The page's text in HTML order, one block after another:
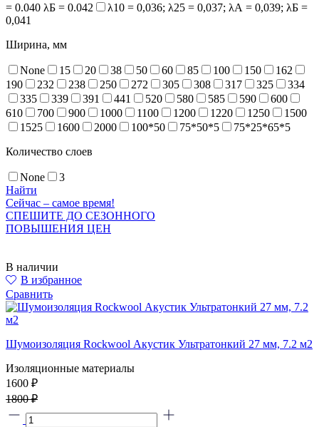
= 0.040 λБ = 0.042
λ10 = 0,036; λ25 = 0,037; λА = 0,039; λБ =
0,041
Ширина, мм
None 15 20 38 50 60 85 100 150
162
190
232 238 250 272 305 308 317 325
334
335
339 391 441 520 580 585 590
600
610
700 900 1000 1100 1200 1220 1250
1500
1525
1600 2000 100*50 75*50*5
75*25*65*5
Количество слоев
None
3
Найти
Сейчас – самое время!
СПЕШИТЕ ДО СЕЗОННОГО
ПОВЫШЕНИЯ ЦЕН
В наличии
В избранное
Сравнить
Шумоизоляция Rockwool Акустик Ультратонкий 27 мм, 7.2 м2
Изоляционные материалы
1600 ₽
1800 ₽